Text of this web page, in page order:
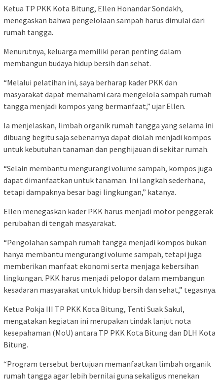
Ketua TP PKK Kota Bitung, Ellen Honandar Sondakh,
menegaskan bahwa pengelolaan sampah harus dimulai dari
rumah tangga.
Menurutnya, keluarga memiliki peran penting dalam
membangun budaya hidup bersih dan sehat.
“Melalui pelatihan ini, saya berharap kader PKK dan
masyarakat dapat memahami cara mengelola sampah rumah
tangga menjadi kompos yang bermanfaat,” ujar Ellen.
Ia menjelaskan, limbah organik rumah tangga yang selama ini
dibuang begitu saja sebenarnya dapat diolah menjadi kompos
untuk kebutuhan tanaman dan penghijauan di sekitar rumah.
“Selain membantu mengurangi volume sampah, kompos juga
dapat dimanfaatkan untuk tanaman. Ini langkah sederhana,
tetapi dampaknya besar bagi lingkungan,” katanya.
Ellen menegaskan kader PKK harus menjadi motor penggerak
perubahan di tengah masyarakat.
“Pengolahan sampah rumah tangga menjadi kompos bukan
hanya membantu mengurangi volume sampah, tetapi juga
memberikan manfaat ekonomi serta menjaga kebersihan
lingkungan. PKK harus menjadi pelopor dalam membangun
kesadaran masyarakat untuk hidup bersih dan sehat,” tegasnya.
Ketua Pokja III TP PKK Kota Bitung, Tenti Suak Sakul,
mengatakan kegiatan ini merupakan tindak lanjut nota
kesepahaman (MoU) antara TP PKK Kota Bitung dan DLH Kota
Bitung.
“Program tersebut bertujuan memanfaatkan limbah organik
rumah tangga agar lebih bernilai guna sekaligus menekan